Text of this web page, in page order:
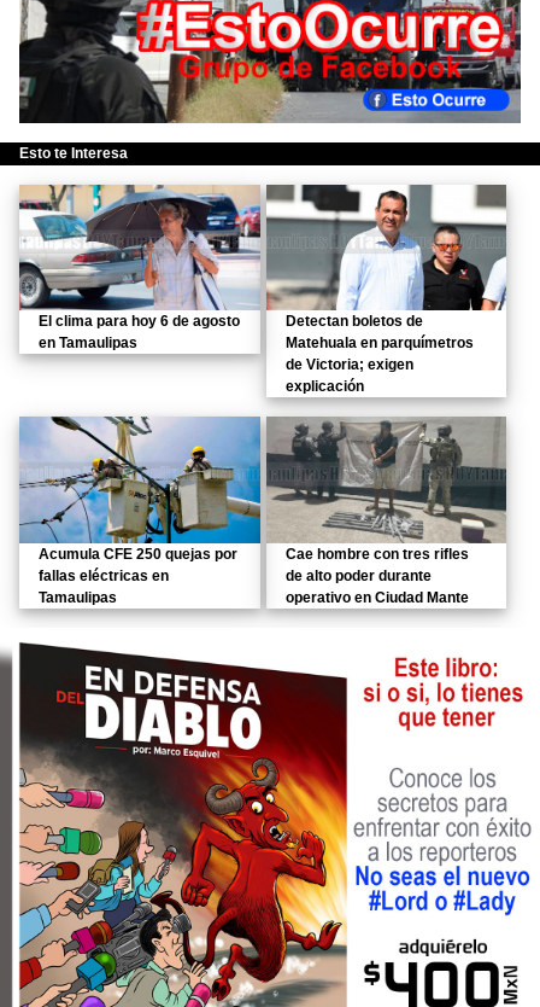
Esto te Interesa
El clima para hoy 6 de agosto
en Tamaulipas
Detectan boletos de
Matehuala en parquímetros
de Victoria; exigen
explicación
Acumula CFE 250 quejas por
fallas eléctricas en
Tamaulipas
Cae hombre con tres rifles
de alto poder durante
operativo en Ciudad Mante